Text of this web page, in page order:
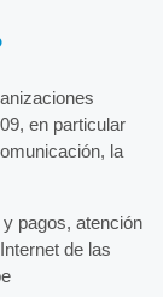
en particular
la
pagos, atención
de las